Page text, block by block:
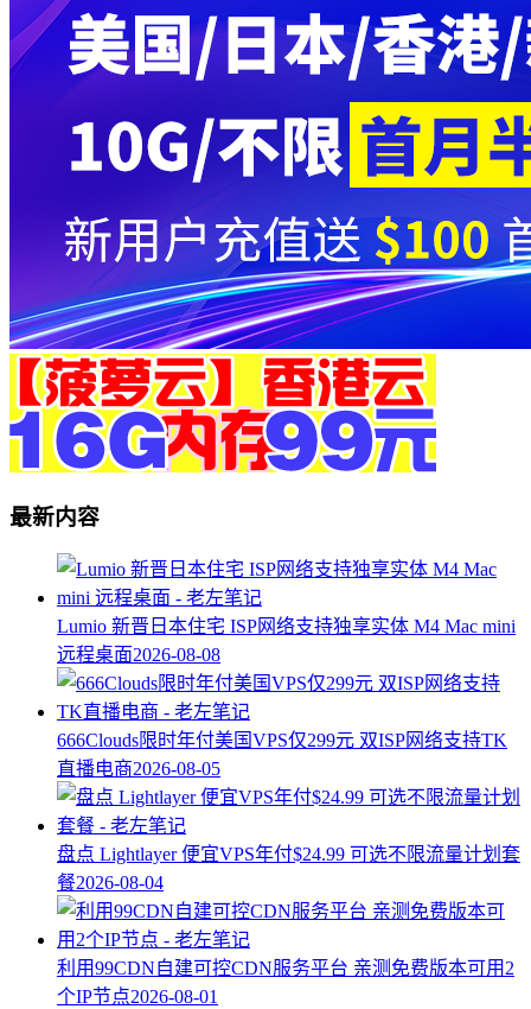
最新内容
Lumio 新晋日本住宅 ISP网络支持独享实体 M4 Mac mini
远程桌面2026-08-08
666Clouds限时年付美国VPS仅299元 双ISP网络支持TK
直播电商2026-08-05
盘点 Lightlayer 便宜VPS年付$24.99 可选不限流量计划套
餐2026-08-04
利用99CDN自建可控CDN服务平台 亲测免费版本可用2
个IP节点2026-08-01